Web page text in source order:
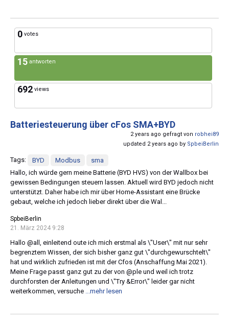
0 votes
15 antworten
692 views
Batteriesteuerung über cFos SMA+BYD
2 years ago gefragt von robhei89
updated 2 years ago by SpbeiBerlin
Tags: BYD Modbus
sma
Hallo, ich würde gern meine Batterie (BYD HVS) von der Wallbox bei
gewissen Bedingungen steuern lassen. Aktuell wird BYD jedoch nicht
unterstützt. Daher habe ich mir über Home-Assistant eine Brücke
gebaut, welche ich jedoch lieber direkt über die Wal...
SpbeiBerlin
21. März 2024 9:28
Hallo @all, einleitend oute ich mich erstmal als \"User\" mit nur sehr
begrenztem Wissen, der sich bisher ganz gut \"durchgewurschtelt\"
hat und wirklich zufrieden ist mit der Cfos (Anschaffung Mai 2021).
Meine Frage passt ganz gut zu der von @ple und weil ich trotz
durchforsten der Anleitungen und \"Try &Error\" leider gar nicht
weiterkommen, versuche
...mehr lesen